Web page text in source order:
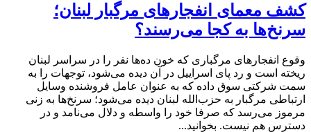
کشف معمای انفجار‌های مرگبار لبنان؛
سرنخ‌ها به کجا می‌رسند؟
وقوع انفجار‌های مرگباری که خون ده‌ها نفر را در سراسر لبنان
ریخته است و رد پای اسراییل در آن دیده می‌شود، توجهات را به
سمت شرکتی سوق داده که به عنوان عامل فروشنده وسایل
ارتباطی مرگبار به حزب‌الله لبنان دیده می‌شود؛ سرنخ‌ها به زنی
مرموز می‌رسد که صرفا خود را واسطه و دلال می‌نامد و در
دسترس هم نیست. بخوانید...